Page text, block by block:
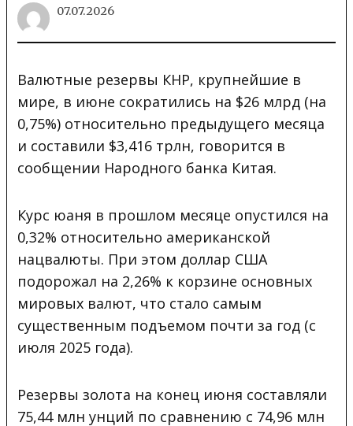
07.07.2026
Валютные резервы КНР, крупнейшие в
мире, в июне сократились на $26 млрд (на
0,75%) относительно предыдущего месяца
и составили $3,416 трлн, говорится в
сообщении Народного банка Китая.
Курс юаня в прошлом месяце опустился на
0,32% относительно американской
нацвалюты. При этом доллар США
подорожал на 2,26% к корзине основных
мировых валют, что стало самым
существенным подъемом почти за год (с
июля 2025 года).
Резервы золота на конец июня составляли
75,44 млн унций по сравнению с 74,96 млн